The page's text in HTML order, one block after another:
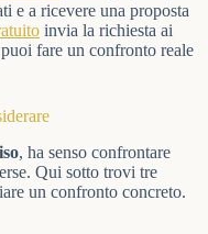
e a ricevere una proposta
invia la richiesta ai
fare un confronto reale
, ha senso confrontare
Qui sotto trovi tre
un confronto concreto.